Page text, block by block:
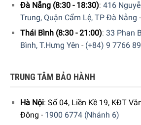
Bạn có thể chọn tùy chọn “Cực kỳ
chương trình. Sau đó, thiết bị giặt
yên tĩnh và kích hoạt các chức năng
vắt”. Khi đó, máy giặt Miele của bạn
đánh giá là dòng sản phẩm hoạt
Sản phẩm được phân loại trong lớp
cao nhất – mức A.
Đà Nẵng (8:30 - 18:30): 416
Trung, Quận Cẩm Lệ, TP Đà Nẵng -
Thái Bình (8:30 - 21:00): 33 Phan
Bình, T.Hưng Yên - (+84) 9 7766
TRUNG TÂM BẢO HÀNH
Hà Nội: Số 04, Liền Kề 19, KĐT
Đông - 1900 6774 (Nhánh 6)